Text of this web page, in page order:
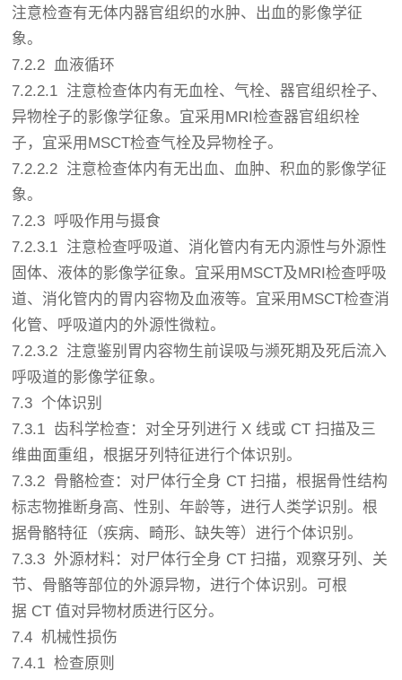
注意检查有无体内器官组织的水肿、出血的影像学征
象。
7.2.2 血液循环
7.2.2.1 注意检查体内有无血栓、气栓、器官组织栓子、
异物栓子的影像学征象。宜采用MRI检查器官组织栓
子，宜采用MSCT检查气栓及异物栓子。
7.2.2.2 注意检查体内有无出血、血肿、积血的影像学征
象。
7.2.3 呼吸作用与摄食
7.2.3.1 注意检查呼吸道、消化管内有无内源性与外源性
固体、液体的影像学征象。宜采用MSCT及MRI检查呼吸
道、消化管内的胃内容物及血液等。宜采用MSCT检查消
化管、呼吸道内的外源性微粒。
7.2.3.2 注意鉴别胃内容物生前误吸与濒死期及死后流入
呼吸道的影像学征象。
7.3 个体识别
7.3.1 齿科学检查：对全牙列进行 X 线或 CT 扫描及三
维曲面重组，根据牙列特征进行个体识别。
7.3.2 骨骼检查：对尸体行全身 CT 扫描，根据骨性结构
标志物推断身高、性别、年龄等，进行人类学识别。根
据骨骼特征（疾病、畸形、缺失等）进行个体识别。
7.3.3 外源材料：对尸体行全身 CT 扫描，观察牙列、关
节、骨骼等部位的外源异物，进行个体识别。可根
据 CT 值对异物材质进行区分。
7.4 机械性损伤
7.4.1 检查原则